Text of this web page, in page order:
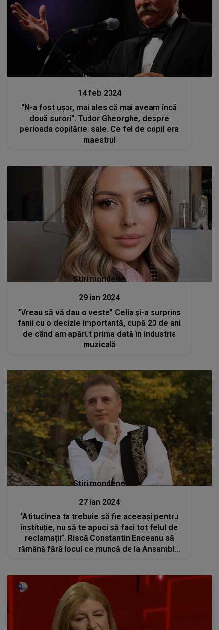
Stiri mondene
14 feb 2024
"N-a fost uşor, mai ales că mai aveam încă
două surori". Tudor Gheorghe, despre
perioada copilăriei sale. Ce fel de copil era
maestrul
Stiri mondene
29 ian 2024
”Vreau să vă dau o veste” Celia și-a surprins
fanii cu o decizie importantă, după 20 de ani
de când am apărut prima dată în industria
muzicală
Stiri mondene
27 ian 2024
“Atitudinea ta trebuie să fie aceeași pentru
instituție, nu să te apuci să faci tot felul de
reclamații”. Riscă Constantin Enceanu să
rămână fără locul de muncă de la Ansamblul